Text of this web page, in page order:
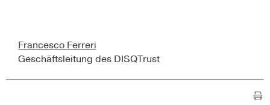
Francesco Ferreri
Geschäftsleitung des DISQTrust